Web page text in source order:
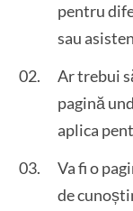
pentru
sau
Ar trebui
pagină
aplica
Va fi o
de